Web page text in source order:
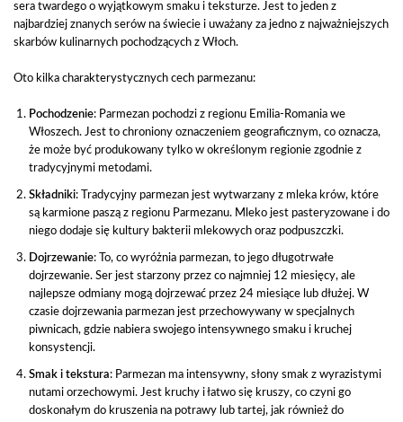
sera twardego o wyjątkowym smaku i teksturze. Jest to jeden z
najbardziej znanych serów na świecie i uważany za jedno z najważniejszych
skarbów kulinarnych pochodzących z Włoch.
Oto kilka charakterystycznych cech parmezanu:
Pochodzenie: Parmezan pochodzi z regionu Emilia-Romania we
Włoszech. Jest to chroniony oznaczeniem geograficznym, co oznacza,
że ​​może być produkowany tylko w określonym regionie zgodnie z
tradycyjnymi metodami.
Składniki: Tradycyjny parmezan jest wytwarzany z mleka krów, które
są karmione paszą z regionu Parmezanu. Mleko jest pasteryzowane i do
niego dodaje się kultury bakterii mlekowych oraz podpuszczki.
Dojrzewanie: To, co wyróżnia parmezan, to jego długotrwałe
dojrzewanie. Ser jest starzony przez co najmniej 12 miesięcy, ale
najlepsze odmiany mogą dojrzewać przez 24 miesiące lub dłużej. W
czasie dojrzewania parmezan jest przechowywany w specjalnych
piwnicach, gdzie nabiera swojego intensywnego smaku i kruchej
konsystencji.
Smak i tekstura: Parmezan ma intensywny, słony smak z wyrazistymi
nutami orzechowymi. Jest kruchy i łatwo się kruszy, co czyni go
doskonałym do kruszenia na potrawy lub tartej, jak również do